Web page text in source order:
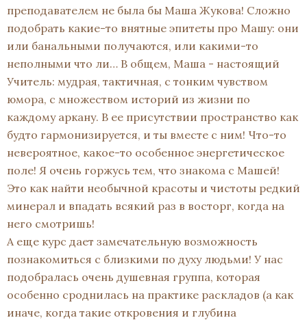
преподавателем не была бы Маша Жукова! Сложно
подобрать какие-то внятные эпитеты про Машу: они
или банальными получаются, или какими-то
неполными что ли… В общем, Маша - настоящий
Учитель: мудрая, тактичная, с тонким чувством
юмора, с множеством историй из жизни по
каждому аркану. В ее присутствии пространство как
будто гармонизируется, и ты вместе с ним! Что-то
невероятное, какое-то особенное энергетическое
поле! Я очень горжусь тем, что знакома с Машей!
Это как найти необычной красоты и чистоты редкий
минерал и впадать всякий раз в восторг, когда на
него смотришь!
А еще курс дает замечательную возможность
познакомиться с близкими по духу людьми! У нас
подобралась очень душевная группа, которая
особенно сроднилась на практике раскладов (а как
иначе, когда такие откровения и глубина